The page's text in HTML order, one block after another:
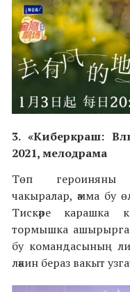
3. «Киберкраш:
2021,мелодрама
Төп героиняны
чакыралар, әмма бу
Тискәре карашка
тормышка ашырырга
бу командасының
ләкин бераз вакыт